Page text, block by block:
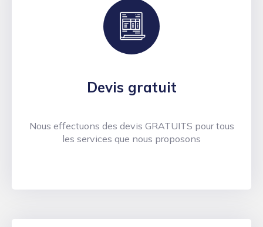
Devis gratuit
Nous effectuons des devis GRATUITS pour tous
les services que nous proposons